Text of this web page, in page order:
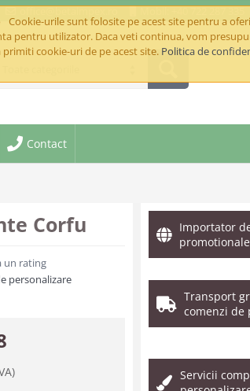
Cookie-urile sunt folosite pe acest site pentru a
pentru utilizator. Daca veti continua, vom
primiti cookie-uri de pe acest site. Politica de
office@betaimpex.ro Mobil: +40 722 287 335
Contact
Corfu
un rating
personalizare
Importator
promotionale
Transport
comenzi de
Servicii